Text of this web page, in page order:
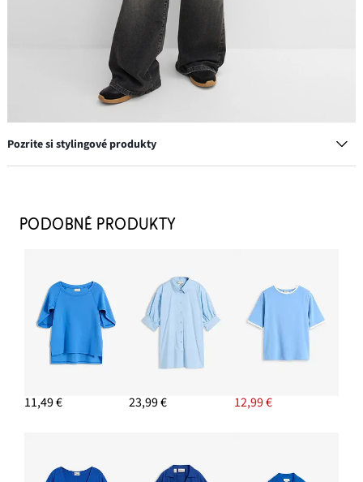
Pozrite si stylingové produkty
13,99 €
Náušnice kruhy
8,99 €
PRIDAŤ DO KOŠÍKA
Džínsy, široké, stredná výška pásu, full length
PRIDAŤ DO KOŠÍKA
PODOBNÉ PRODUKTY
11,49 € 23,99 € 12,99 €